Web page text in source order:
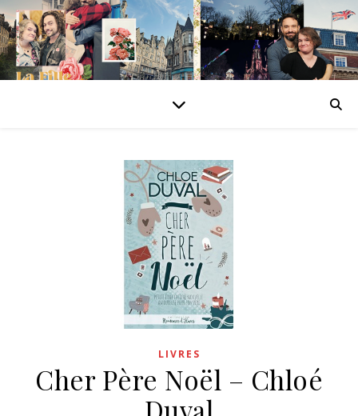
LIVRES
Cher Père Noël – Chloé